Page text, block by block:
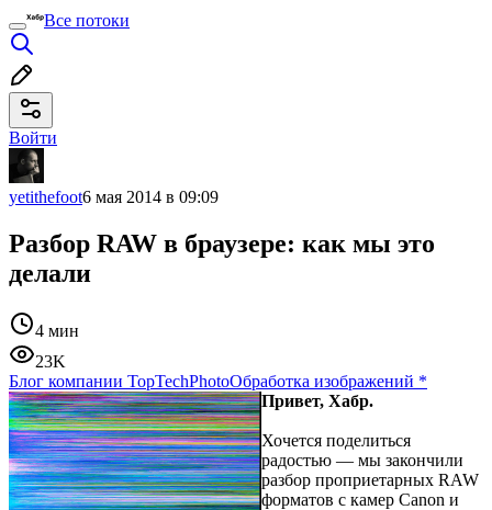
Все потоки
Войти
yetithefoot6 мая 2014 в 09:09
Разбор RAW в браузере: как мы это
делали
4 мин
23K
Блог компании TopTechPhotoОбработка изображений *
Привет, Хабр.
Хочется поделиться
радостью — мы закончили
разбор проприетарных RAW
форматов с камер Canon и